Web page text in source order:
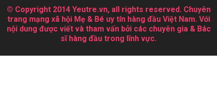
© Copyright 2014 Yeutre.vn, all rights reserved. Chuyên
trang mạng xã hội Mẹ & Bé uy tín hàng đầu Việt Nam. Với
nội dung được viết và tham vấn bởi các chuyên gia & Bác
sĩ hàng đầu trong lĩnh vực.